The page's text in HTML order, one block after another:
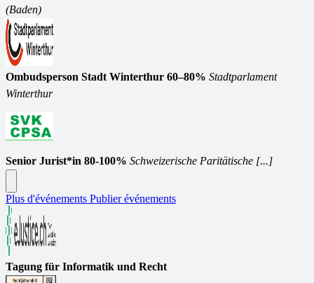
(Baden)
Ombudsperson Stadt Winterthur 60–80% Stadtparlament
Winterthur
Senior Jurist*in 80-100% Schweizerische Paritätische [...]
Plus d'événements Publier événements
Tagung für Informatik und Recht